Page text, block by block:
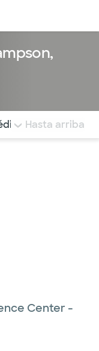
a
COMENTARIOS
Hasta arriba
Center -